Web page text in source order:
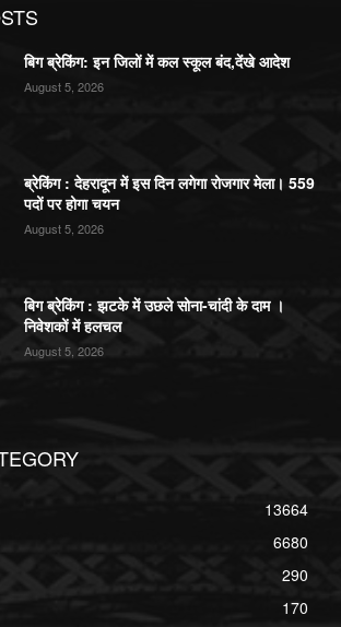
बिग ब्रेकिंग: इन जिलों में कल स्कूल बंद,देंखे आदेश
August 5, 2026
ब्रेकिंग : देहरादून में इस दिन लगेगा रोजगार मेला। 559
पदों पर होगा चयन
August 5, 2026
बिग ब्रेकिंग : झटके में उछले सोना-चांदी के दाम ।
निवेशकों में हलचल
August 5, 2026
13664
6680
290
170